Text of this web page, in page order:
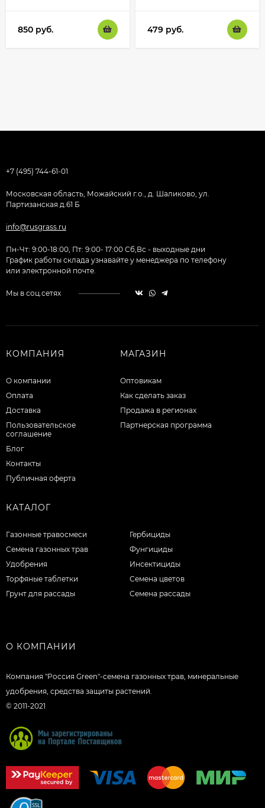
850 руб. 479 руб.
+7 (495) 744-61-01
Московская область, Можайский г.о., д. Шаликово, ул.
Партизанская д.61 Б
info@rusgrass.ru
Пн-Чт: 9:00-18:00, Пт: 9:00- 17:00 Сб,Вс - выходные дни
График работы склада узнавайте у менеджера по телефону
или электронной почте.
Мы в соц.сетях
КОМПАНИЯ
О компании
Оплата
Доставка
Пользовательское
соглашение
Блог
Контакты
Публичная оферта
МАГАЗИН
Оптовикам
Как сделать заказ
Продажа в регионах
Партнерская программа
КАТАЛОГ
Газонные травосмеси
Семена газонных трав
Удобрения
Торфяные таблетки
Грунт для рассады
Гербициды
Фунгициды
Инсектициды
Семена цветов
Семена рассады
О КОМПАНИИ
Компания "Россия Green"-семена газонных трав, минеральные
удобрения, средства защиты растений.
© 2011-2021